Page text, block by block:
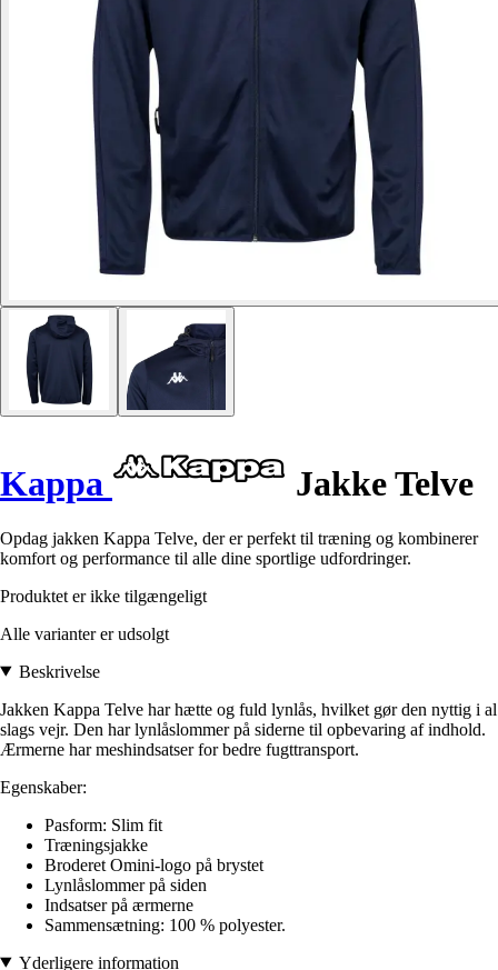
Kappa Jakke Telve
Opdag jakken Kappa Telve, der er perfekt til træning og kombinerer
komfort og performance til alle dine sportlige udfordringer.
Produktet er ikke tilgængeligt
Alle varianter er udsolgt
Beskrivelse
Jakken Kappa Telve har hætte og fuld lynlås, hvilket gør den nyttig i al
slags vejr. Den har lynlåslommer på siderne til opbevaring af indhold.
Ærmerne har meshindsatser for bedre fugttransport.
Egenskaber:
Pasform: Slim fit
Træningsjakke
Broderet Omini-logo på brystet
Lynlåslommer på siden
Indsatser på ærmerne
Sammensætning: 100 % polyester.
Yderligere information